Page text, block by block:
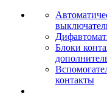
Блоки
контакты